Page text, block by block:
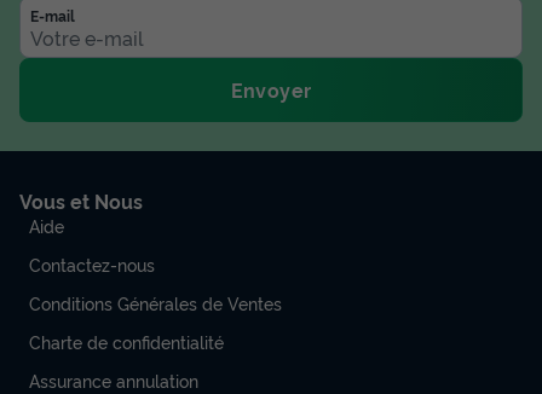
E-mail
Envoyer
Vous et Nous
Aide
Contactez-nous
Conditions Générales de Ventes
Charte de confidentialité
Assurance annulation